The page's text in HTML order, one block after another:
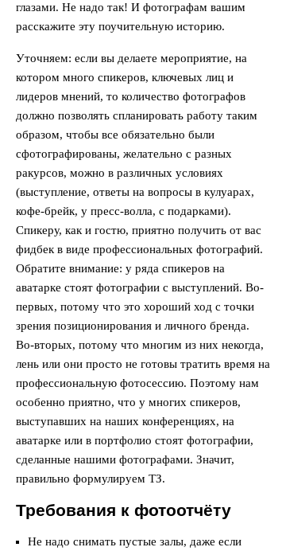
глазами. Не надо так! И фотографам вашим
расскажите эту поучительную историю.
Уточняем: если вы делаете мероприятие, на
котором много спикеров, ключевых лиц и
лидеров мнений, то количество фотографов
должно позволять спланировать работу таким
образом, чтобы все обязательно были
сфотографированы, желательно с разных
ракурсов, можно в различных условиях
(выступление, ответы на вопросы в кулуарах,
кофе-брейк, у пресс-волла, с подарками).
Спикеру, как и гостю, приятно получить от вас
фидбек в виде профессиональных фотографий.
Обратите внимание: у ряда спикеров на
аватарке стоят фотографии с выступлений. Во-
первых, потому что это хороший ход с точки
зрения позиционирования и личного бренда.
Во-вторых, потому что многим из них некогда,
лень или они просто не готовы тратить время на
профессиональную фотосессию. Поэтому нам
особенно приятно, что у многих спикеров,
выступавших на наших конференциях, на
аватарке или в портфолио стоят фотографии,
сделанные нашими фотографами. Значит,
правильно формулируем ТЗ.
Требования к фотоотчёту
Не надо снимать пустые залы, даже если